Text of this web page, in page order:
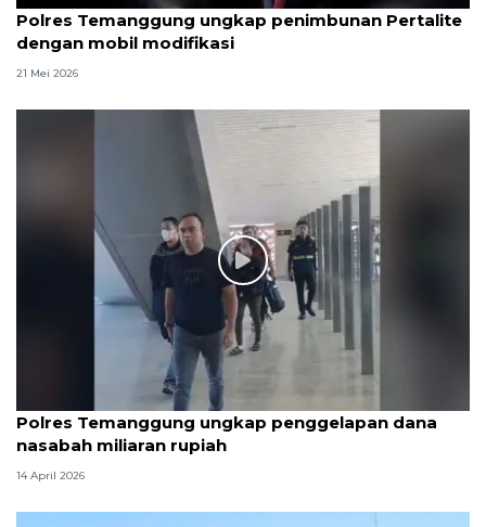
Polres Temanggung ungkap penimbunan Pertalite
dengan mobil modifikasi
21 Mei 2026
Polres Temanggung ungkap penggelapan dana
nasabah miliaran rupiah
14 April 2026